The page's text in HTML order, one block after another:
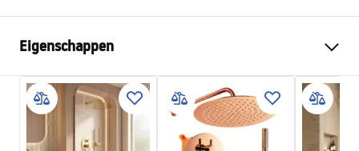
Eigenschappen
Kleur
Chroom
Materiaal
Metaal
Montagewijze
Geschroefd